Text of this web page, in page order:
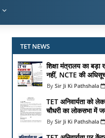
TET NEWS
शिक्षा मंत्रालय का
नहीं, NCTE की
Sir Ji Ki Pathshala
TET अनिवार्यता को
चौधरी का लोकसभा में
Sir Ji Ki Pathshala